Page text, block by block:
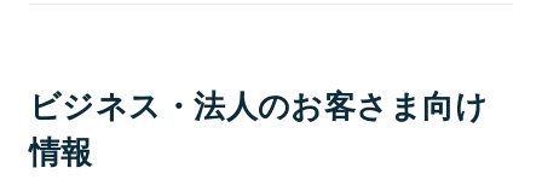
ビジネス・法人のお客さま向け
情報